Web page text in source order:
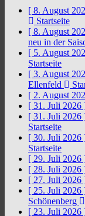
[ 8. August
Startseite
[ 8. August
neu in der
[ 5. August
Startseite
[ 3. August
Ellenfeld
[ 2. August
[ 31. Juli 2026
[ 31. Juli 2026
Startseite
[ 30. Juli 2026
Startseite
[ 29. Juli 2026
[ 28. Juli 2026
[ 27. Juli 2026
[ 25. Juli 2026
Schönenberg
[ 23. Juli 2026